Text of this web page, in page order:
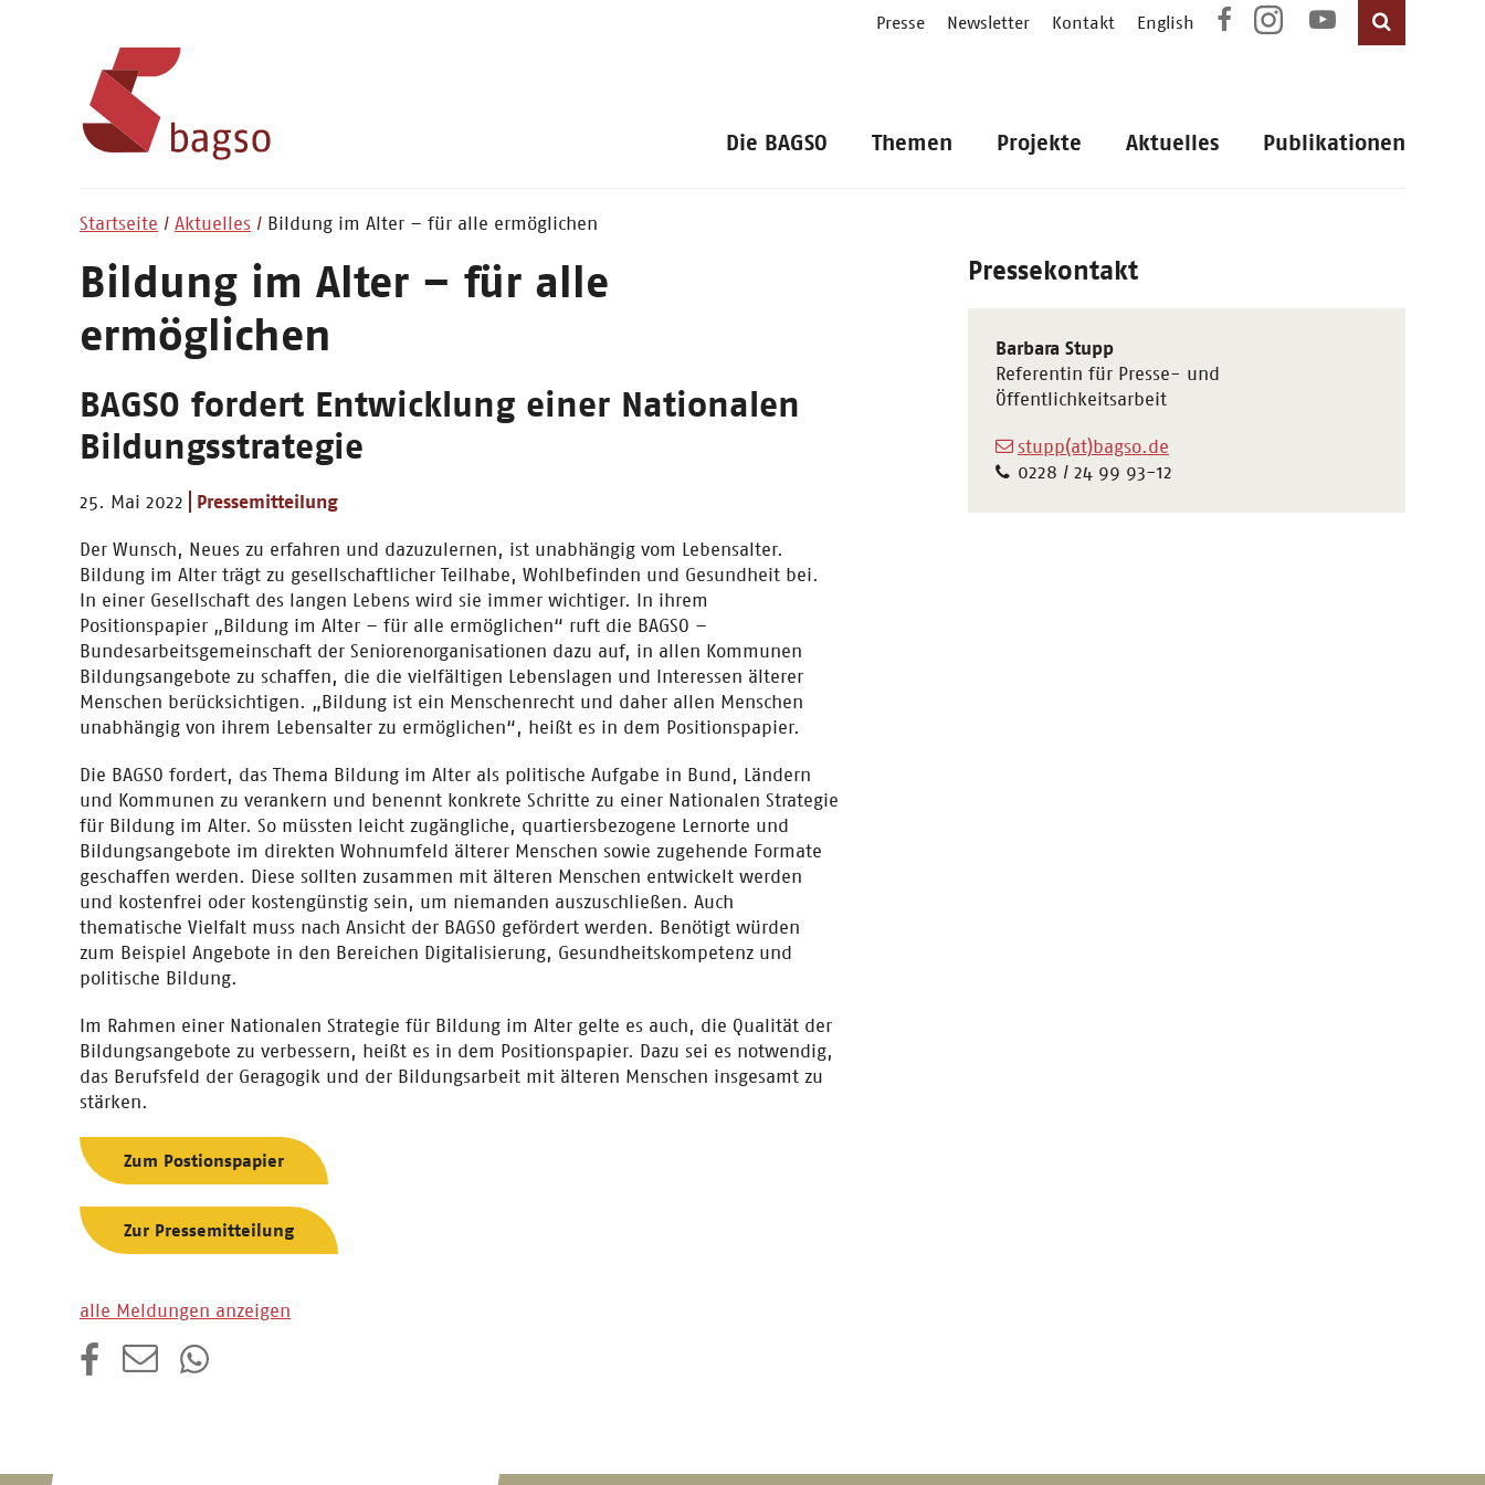
Presse Newsletter Kontakt English
Die BAGSO Themen Projekte Aktuelles Publikationen
Startseite Aktuelles Bildung im Alter – für alle ermöglichen
Bildung im Alter – für alle
ermöglichen
BAGSO fordert Entwicklung einer Nationalen
Bildungsstrategie
25. Mai 2022 Pressemitteilung
Der Wunsch, Neues zu erfahren und dazuzulernen, ist unabhängig vom Lebensalter.
Bildung im Alter trägt zu gesellschaftlicher Teilhabe, Wohlbefinden und Gesundheit bei.
In einer Gesellschaft des langen Lebens wird sie immer wichtiger. In ihrem
Positionspapier „Bildung im Alter – für alle ermöglichen“ ruft die BAGSO –
Bundesarbeitsgemeinschaft der Seniorenorganisationen dazu auf, in allen Kommunen
Bildungsangebote zu schaffen, die die vielfältigen Lebenslagen und Interessen älterer
Menschen berücksichtigen. „Bildung ist ein Menschenrecht und daher allen Menschen
unabhängig von ihrem Lebensalter zu ermöglichen“, heißt es in dem Positionspapier.
Die BAGSO fordert, das Thema Bildung im Alter als politische Aufgabe in Bund, Ländern
und Kommunen zu verankern und benennt konkrete Schritte zu einer Nationalen Strategie
für Bildung im Alter. So müssten leicht zugängliche, quartiersbezogene Lernorte und
Bildungsangebote im direkten Wohnumfeld älterer Menschen sowie zugehende Formate
geschaffen werden. Diese sollten zusammen mit älteren Menschen entwickelt werden
und kostenfrei oder kostengünstig sein, um niemanden auszuschließen. Auch
thematische Vielfalt muss nach Ansicht der BAGSO gefördert werden. Benötigt würden
zum Beispiel Angebote in den Bereichen Digitalisierung, Gesundheitskompetenz und
politische Bildung.
Im Rahmen einer Nationalen Strategie für Bildung im Alter gelte es auch, die Qualität der
Bildungsangebote zu verbessern, heißt es in dem Positionspapier. Dazu sei es notwendig,
das Berufsfeld der Geragogik und der Bildungsarbeit mit älteren Menschen insgesamt zu
stärken.
Zum Postionspapier
Zur Pressemitteilung
Pressekontakt
Barbara Stupp
Referentin für Presse- und
Öffentlichkeitsarbeit
stupp(at)bagso.de
0228 / 24 99 93-12
alle Meldungen anzeigen